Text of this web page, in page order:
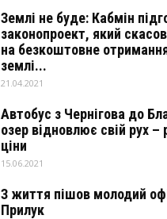
Землі не буде: Кабмін
законопроект, який
на безкоштовне
землі...
21.04.2021
Автобус з Чернігова до
озер відновлює свій рух –
ціни
15.06.2021
З життя пішов молодий
Прилук